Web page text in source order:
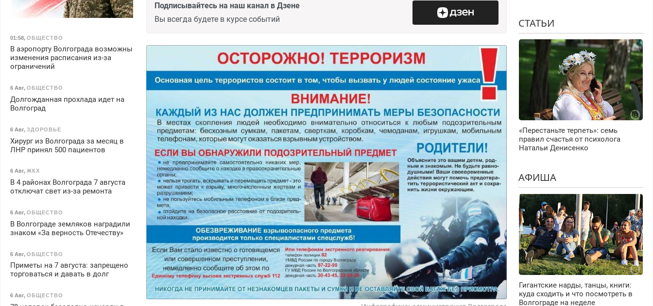
Подписывайтесь на наш канал в Дзене
Вы всегда будете в курсе событий
01:58, ОБЩЕСТВО
В аэропорту Волгограда возможны
изменения расписания из-за
ограничений
6 Авг, ОБЩЕСТВО
Долгожданная прохлада идет на
Волгоград
6 Авг, ЗДОРОВЬЕ
Хирург из Волгограда за месяц в
ЛНР принял 500 пациентов
6 Авг, ЖКХ
В 4 районах Волгограда 7 августа
отключат свет из-за ремонта
6 Авг, ОБЩЕСТВО
В Волгограде земляков наградили
знаком «За верность Отечеству»
6 Авг, ОБЩЕСТВО
Приметы на 7 августа: запрещено
торговаться и давать в долг
6 Авг, ОБЩЕСТВО
СТАТЬИ
«Перестаньте терпеть»: семь
правил счастья от психолога
Натальи Денисенко
АФИША
Гигантские нарды, танцы, книги:
куда сходить и что посмотреть в
Волгограде на неделе